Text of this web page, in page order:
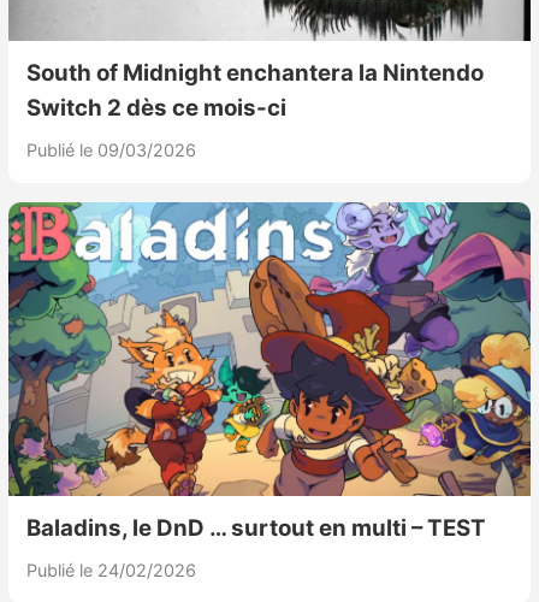
South of Midnight enchantera la Nintendo
Switch 2 dès ce mois-ci
Publié le 09/03/2026
Baladins, le DnD … surtout en multi – TEST
Publié le 24/02/2026